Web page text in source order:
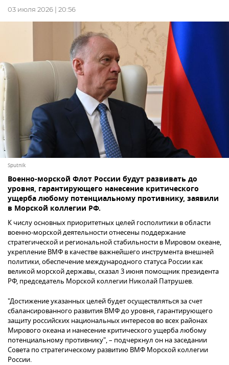
03 июля 2026 | 20:56
Sputnik
Военно-морской Флот России будут развивать до
уровня, гарантирующего нанесение критического
ущерба любому потенциальному противнику, заявили
в Морской коллегии РФ.
К числу основных приоритетных целей госполитики в области
военно-морской деятельности отнесены поддержание
стратегической и региональной стабильности в Мировом океане,
укрепление ВМФ в качестве важнейшего инструмента внешней
политики, обеспечение международного статуса России как
великой морской державы, сказал 3 июня помощник президента
РФ, председатель Морской коллегии Николай Патрушев.
"Достижение указанных целей будет осуществляться за счет
сбалансированного развития ВМФ до уровня, гарантирующего
защиту российских национальных интересов во всех районах
Мирового океана и нанесение критического ущерба любому
потенциальному противнику", – подчеркнул он на заседании
Совета по стратегическому развитию ВМФ Морской коллегии
России.